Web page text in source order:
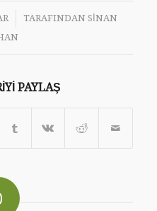
TARAFINDAN SINAN
PAYLAŞ